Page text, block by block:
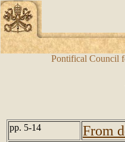
Pontifical Council
pp. 5-14 From